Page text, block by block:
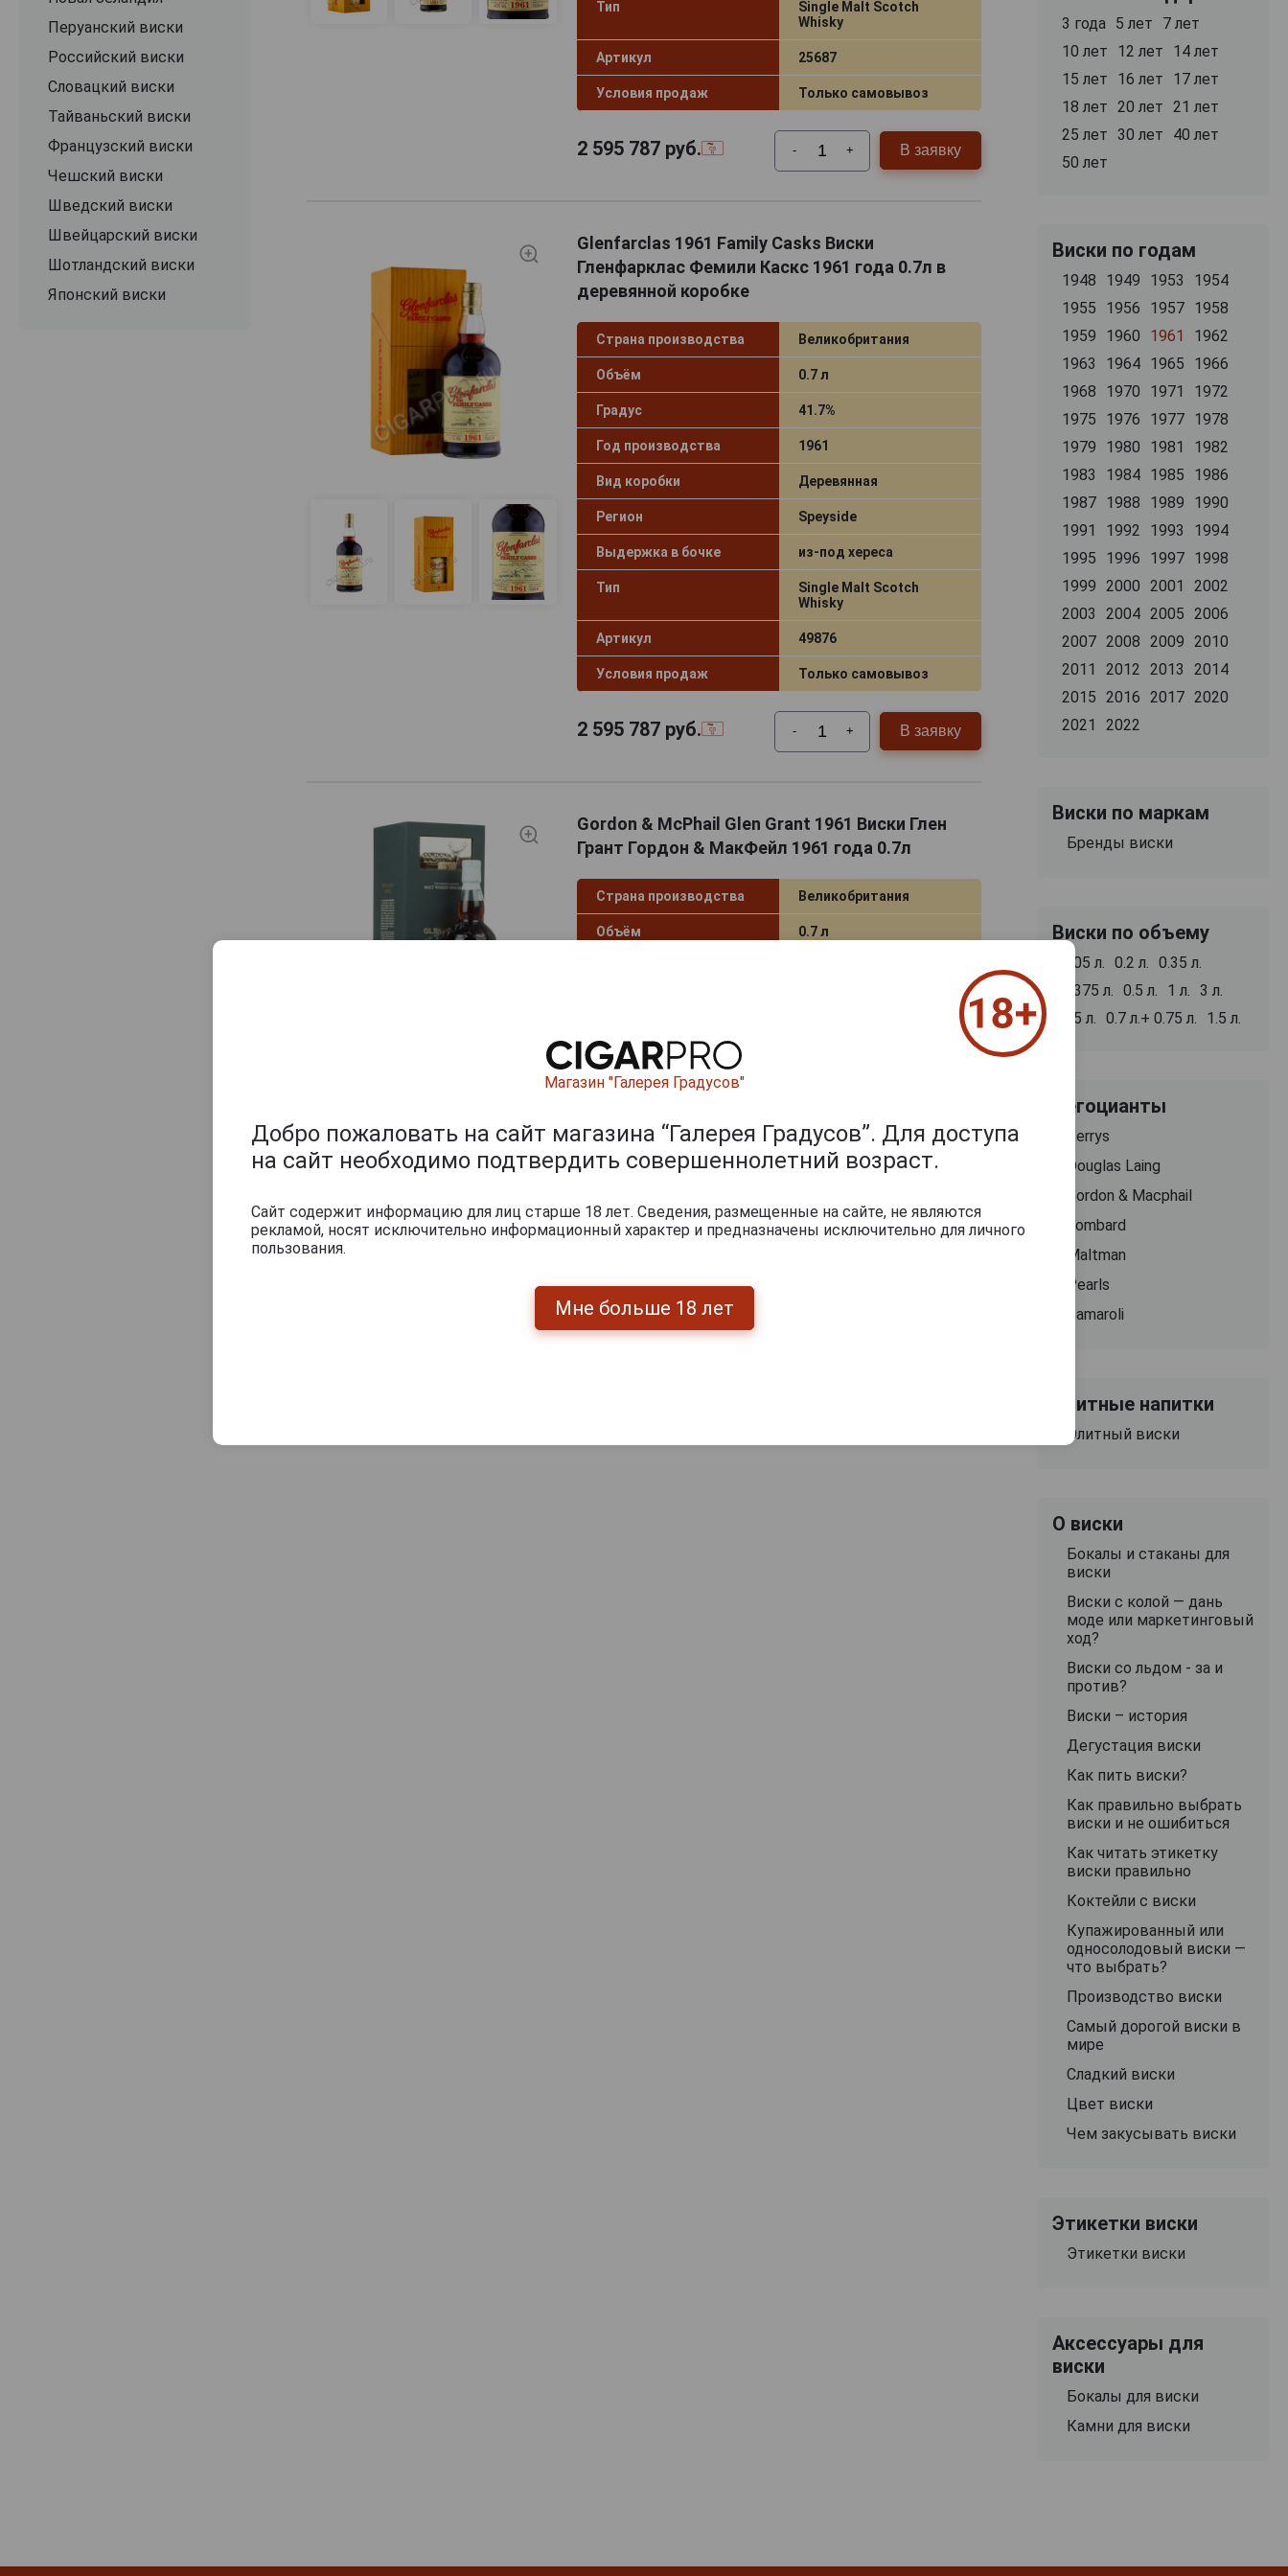
Перуанский виски
Российский виски
Словацкий виски
Тайваньский виски
Французский виски
Чешский виски
Шведский виски
Швейцарский виски
Шотландский виски
Японский виски
Тип
Single Malt Scotch
Whisky
Артикул 25687
Условия продаж Только самовывоз
2 595 787руб. - + В заявку
Glenfarclas 1961 Family Casks Виски
Гленфарклас Фемили Каскс 1961 года 0.7л в
деревянной коробке
Страна производства Великобритания
Объём 0.7 л
Градус 41.7%
Год производства 1961
Вид коробки Деревянная
Регион Speyside
Выдержка в бочке из-под хереса
Тип
Single Malt Scotch
Whisky
Артикул 49876
Условия продаж Только самовывоз
2 595 787руб. - + В заявку
Gordon & McPhail Glen Grant 1961 Виски Глен
Грант Гордон & МакФейл 1961 года 0.7л
Страна производства Великобритания
Объём 0.7 л
Вид коробки
Регион
Артикул 33625
3 года 5 лет
7 лет
10 лет
12 лет
14 лет
15 лет
16 лет
17 лет
18 лет
20 лет
21 лет
25 лет 30 лет
40 лет
50 лет
Виски по годам
1948 1949 1953
1954
1955
1956 1957 1958
1959
1960 1961
1962
1963
1964 1965
1966
1968
1970 1971
1972
1975
1976 1977 1978
1979
1980 1981
1982
1983
1984 1985
1986
1987 1988 1989
1990
1991
1992 1993
1994
1995
1996 1997 1998
1999
2000 2001
2002
2003
2004 2005
2006
2007 2008 2009
2010
2011
2012 2013
2014
2015
2016 2017 2020
2021
2022
Виски по маркам
Бренды виски
Виски по объему
0.05 л. 0.2 л.
0.35 л.
0.375 л.
0.5 л. 1 л.
3 л.
4.5 л.
0.7 л.+ 0.75 л. 1.5 л.
Негоцианты
Berrys
Douglas Laing
Gordon & Macphail
Lombard
Maltman
Pearls
Samaroli
Элитные напитки
Элитный виски
О виски
Бокалы и стаканы для
виски
Виски с колой — дань
моде или маркетинговый
ход?
Виски со льдом - за и
против?
Виски – история
Дегустация виски
Как пить виски?
Как правильно выбрать
виски и не ошибиться
Как читать этикетку
виски правильно
Коктейли с виски
Купажированный или
односолодовый виски —
что выбрать?
Производство виски
Самый дорогой виски в
мире
Сладкий виски
Цвет виски
Чем закусывать виски
Этикетки виски
Этикетки виски
Аксессуары для
виски
Бокалы для виски
Камни для виски
Магазин "Галерея Градусов"
Добро пожаловать на сайт магазина “Галерея Градусов”. Для доступа
на сайт необходимо подтвердить совершеннолетний возраст.
Сайт содержит информацию для лиц старше 18 лет. Сведения, размещенные на сайте, не являются
рекламой, носят исключительно информационный характер и предназначены исключительно для личного
пользования.
Мне больше 18 лет